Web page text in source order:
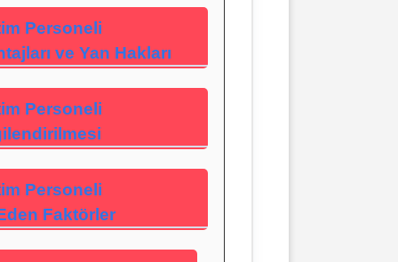
Personeli
ve Yan Hakları
Personeli
Personeli
Faktörler